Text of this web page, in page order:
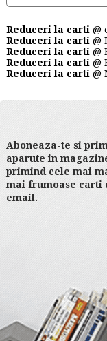
Reduceri la carti @
Reduceri la carti @
Reduceri la carti @
Reduceri la carti @
Reduceri la carti @
Aboneaza-te si
aparute in
primind cele mai
mai frumoase carti
email.